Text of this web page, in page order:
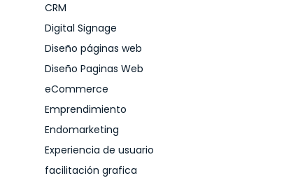
CRM
Digital Signage
Diseño páginas web
Diseño Paginas Web
eCommerce
Emprendimiento
Endomarketing
Experiencia de usuario
facilitación grafica